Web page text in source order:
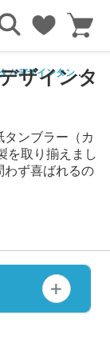
ザインタンブラー）
ザインタ
ンブラー（カ
を取り揃えまし
わず喜ばれるの